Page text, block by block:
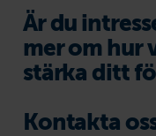
Är du
mer om hur
stärka ditt
Kontakta